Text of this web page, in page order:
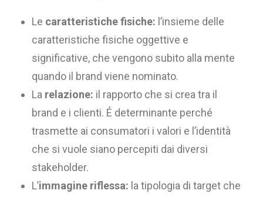
Le caratteristiche fisiche: l’insieme delle
caratteristiche fisiche oggettive e
significative, che vengono subito alla mente
quando il brand viene nominato.
La relazione: il rapporto che si crea tra il
brand e i clienti. É determinante perché
trasmette ai consumatori i valori e l’identità
che si vuole siano percepiti dai diversi
stakeholder.
L’immagine riflessa: la tipologia di target che